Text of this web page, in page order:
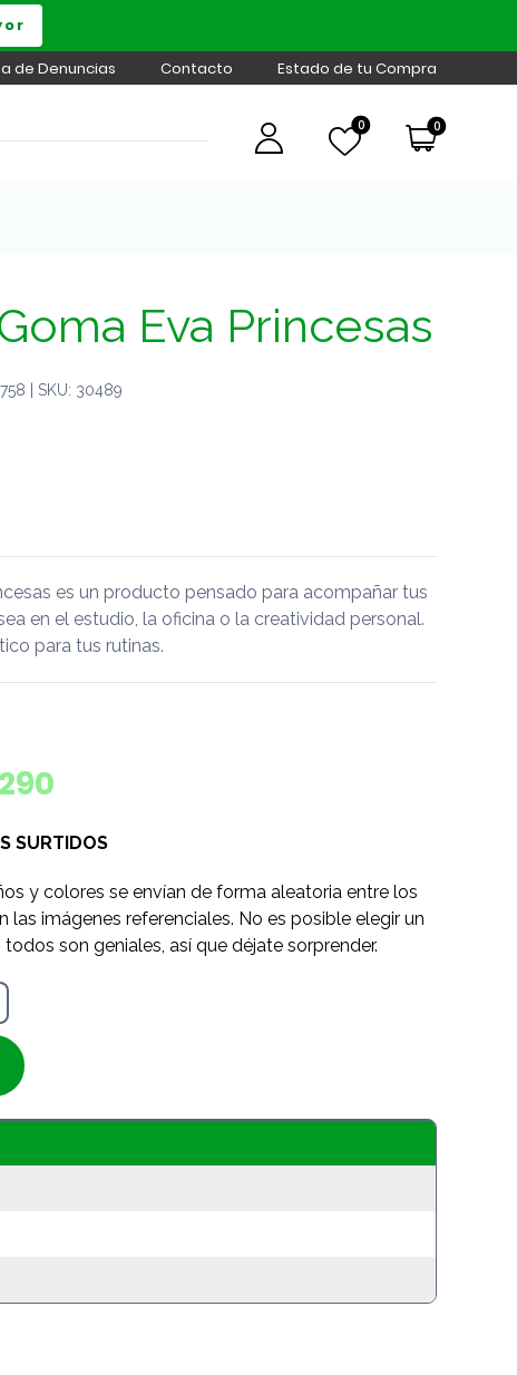
de Denuncias Contacto Estado de tu Compra
0 0
Eva Princesas
| SKU: 30489
es un producto pensado para acompañar tus
en el estudio, la oficina o la creatividad personal.
para tus rutinas.
SURTIDOS
y colores se envían de forma aleatoria entre los
las imágenes referenciales. No es posible elegir un
son geniales, así que déjate sorprender.